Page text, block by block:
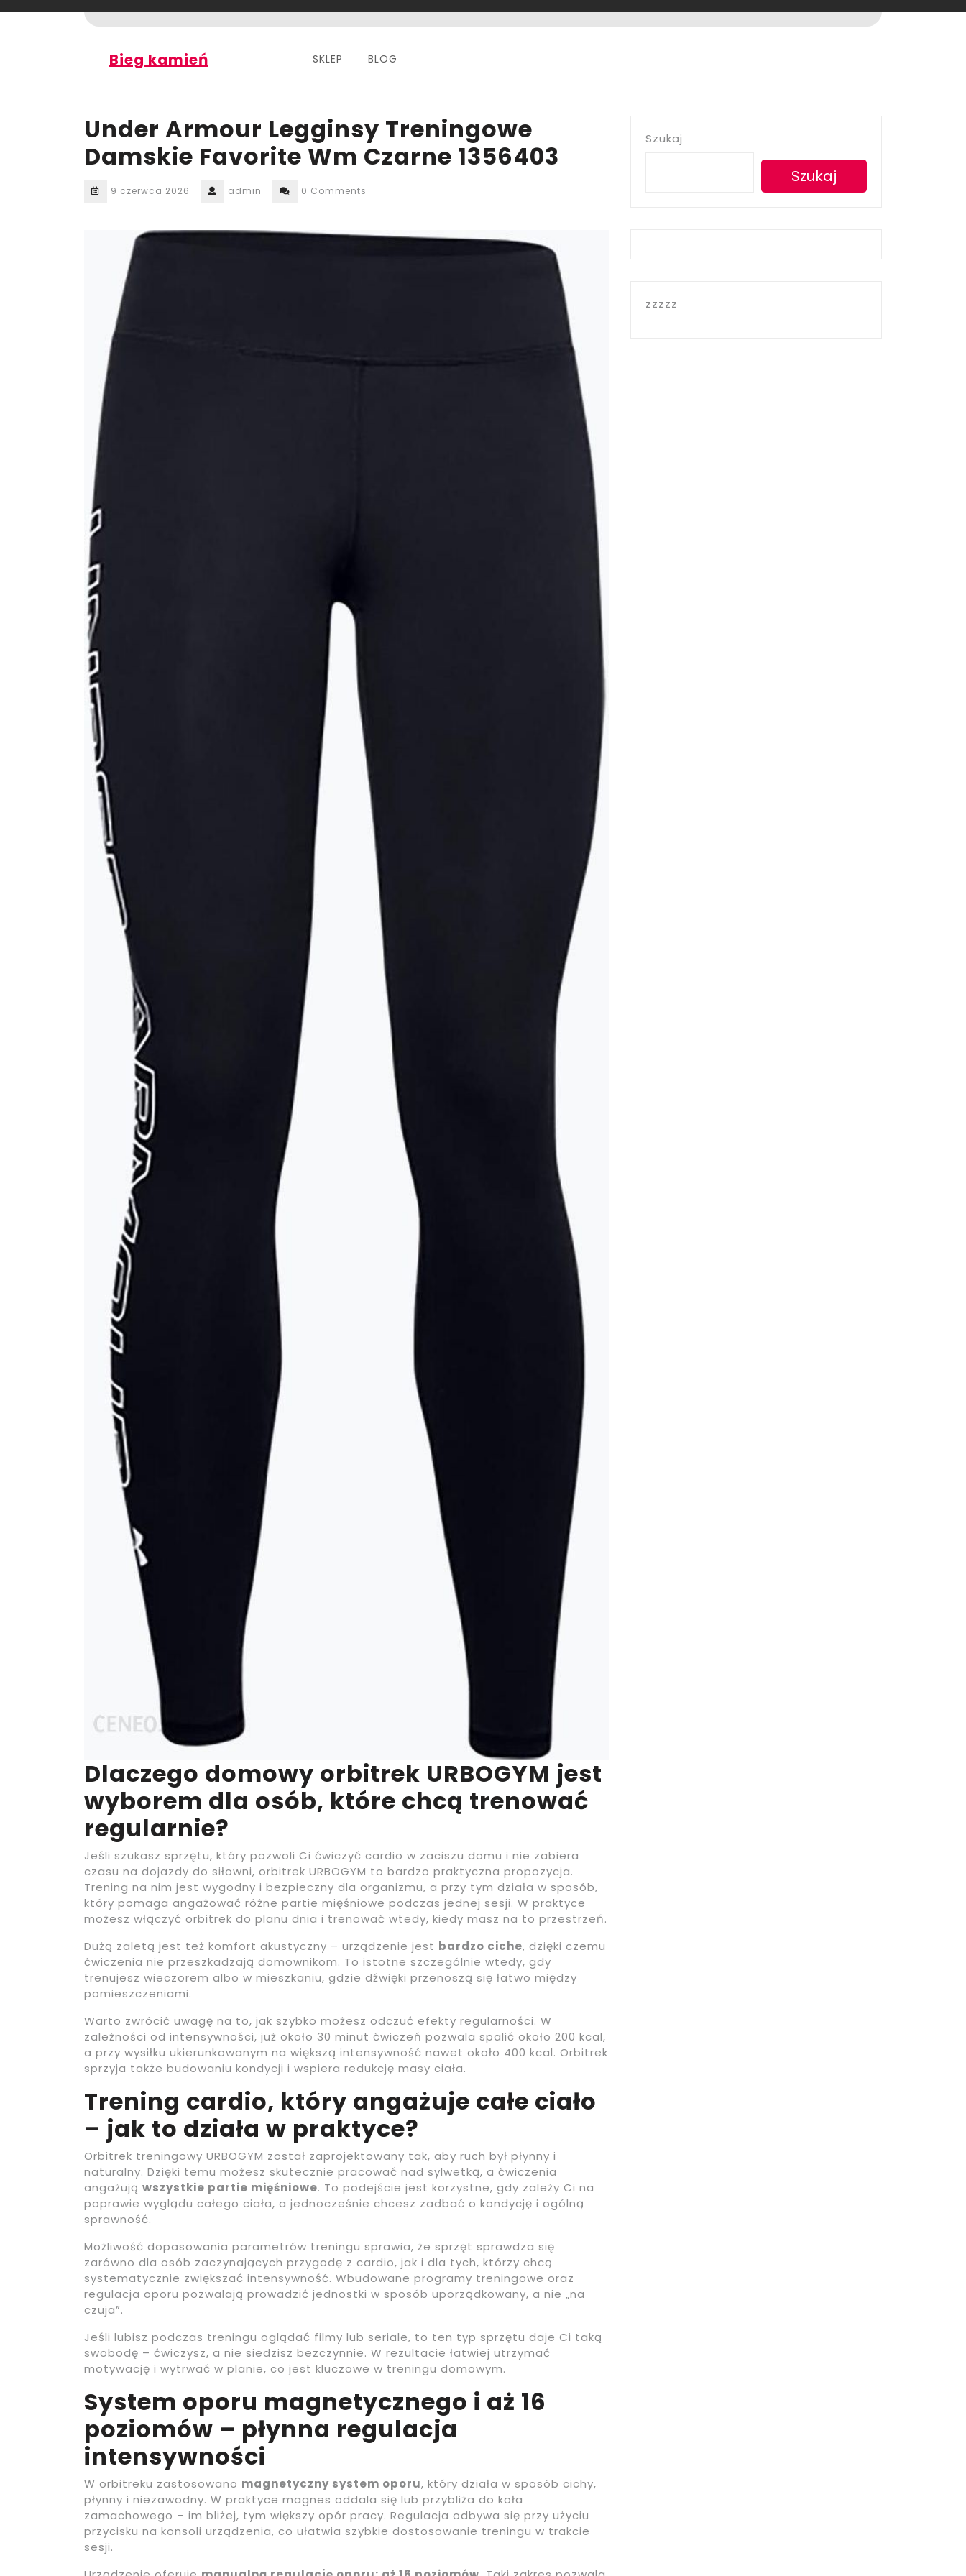
Bieg kamień SKLEP BLOG
Under Armour Legginsy Treningowe
Damskie Favorite Wm Czarne 1356403
9 czerwca 2026 admin 0 Comments
Dlaczego domowy orbitrek URBOGYM jest
wyborem dla osób, które chcą trenować
regularnie?
Jeśli szukasz sprzętu, który pozwoli Ci ćwiczyć cardio w zaciszu domu i nie zabiera
czasu na dojazdy do siłowni, orbitrek URBOGYM to bardzo praktyczna propozycja.
Trening na nim jest wygodny i bezpieczny dla organizmu, a przy tym działa w sposób,
który pomaga angażować różne partie mięśniowe podczas jednej sesji. W praktyce
możesz włączyć orbitrek do planu dnia i trenować wtedy, kiedy masz na to przestrzeń.
Dużą zaletą jest też komfort akustyczny – urządzenie jest bardzo ciche, dzięki czemu
ćwiczenia nie przeszkadzają domownikom. To istotne szczególnie wtedy, gdy
trenujesz wieczorem albo w mieszkaniu, gdzie dźwięki przenoszą się łatwo między
pomieszczeniami.
Warto zwrócić uwagę na to, jak szybko możesz odczuć efekty regularności. W
zależności od intensywności, już około 30 minut ćwiczeń pozwala spalić około 200 kcal,
a przy wysiłku ukierunkowanym na większą intensywność nawet około 400 kcal. Orbitrek
sprzyja także budowaniu kondycji i wspiera redukcję masy ciała.
Trening cardio, który angażuje całe ciało
– jak to działa w praktyce?
Orbitrek treningowy URBOGYM został zaprojektowany tak, aby ruch był płynny i
naturalny. Dzięki temu możesz skutecznie pracować nad sylwetką, a ćwiczenia
angażują wszystkie partie mięśniowe. To podejście jest korzystne, gdy zależy Ci na
poprawie wyglądu całego ciała, a jednocześnie chcesz zadbać o kondycję i ogólną
sprawność.
Możliwość dopasowania parametrów treningu sprawia, że sprzęt sprawdza się
zarówno dla osób zaczynających przygodę z cardio, jak i dla tych, którzy chcą
systematycznie zwiększać intensywność. Wbudowane programy treningowe oraz
regulacja oporu pozwalają prowadzić jednostki w sposób uporządkowany, a nie „na
czuja”.
Jeśli lubisz podczas treningu oglądać filmy lub seriale, to ten typ sprzętu daje Ci taką
swobodę – ćwiczysz, a nie siedzisz bezczynnie. W rezultacie łatwiej utrzymać
motywację i wytrwać w planie, co jest kluczowe w treningu domowym.
System oporu magnetycznego i aż 16
poziomów – płynna regulacja
intensywności
W orbitreku zastosowano magnetyczny system oporu, który działa w sposób cichy,
płynny i niezawodny. W praktyce magnes oddala się lub przybliża do koła
zamachowego – im bliżej, tym większy opór pracy. Regulacja odbywa się przy użyciu
przycisku na konsoli urządzenia, co ułatwia szybkie dostosowanie treningu w trakcie
sesji.
Szukaj
Szukaj
zzzzz